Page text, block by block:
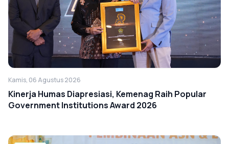
Kamis, 06 Agustus 2026
Kinerja Humas Diapresiasi, Kemenag Raih Popular
Government Institutions Award 2026